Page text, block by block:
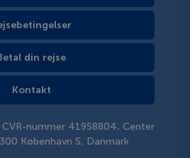
din rejse
Kontakt
CVR-nummer 41958804, Center
København S, Danmark